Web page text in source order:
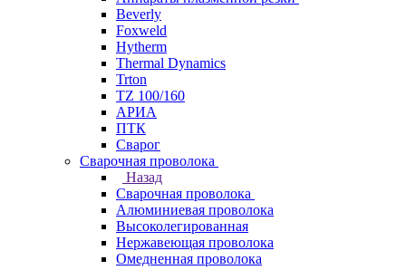
Beverly
Foxweld
Hytherm
Thermal Dynamics
Trton
TZ 100/160
АРИА
ПТК
Сварог
Сварочная проволока
Назад
Сварочная проволока
Алюминиевая проволока
Высоколегированная
Нержавеющая проволока
Омедненная проволока